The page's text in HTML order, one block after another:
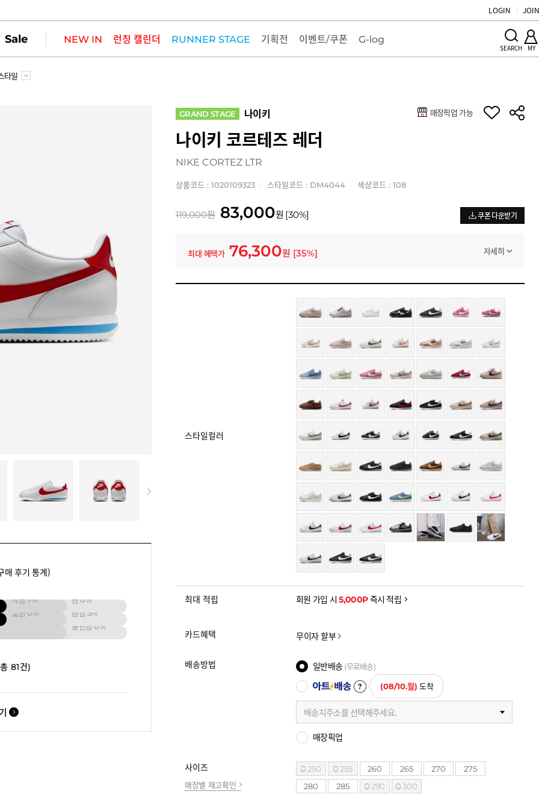
LOGIN
Sale NEW IN 런칭 캘린더 RUNNER STAGE 기획전 이벤트/쿠폰 G-log
SEARCH MY
타일
매 후기 통계)
작음7% 큼0%
넓음 0% 좁음5%
불편함 0%
81건)
GRAND STAGE 나이키 매장픽업 가능
나이키 코르테즈 레더
NIKE CORTEZ LTR
상품코드 : 1020109323 스타일코드 : DM4044 색상코드 : 108
119,000원 83,000원 [30%] 쿠폰 다운받기
최대 혜택가 76,300원 [35%] 자세히
로그인 후 등급 혜택을 확인하세요
모든 혜택이 적용된 금액으로, 실제 결제 금액과는 차이가 있을 수 있습니다.
스타일컬러
최대 적립 회원 가입 시5,000P즉시 적립
카드혜택 무이자 할부
배송방법 일반배송 (무료배송)
(08/10.월) 도착
배송지주소를 선택해주세요.
매장픽업
사이즈
매장별 재고확인
250 255 260 265 270
275
280
285 290 300